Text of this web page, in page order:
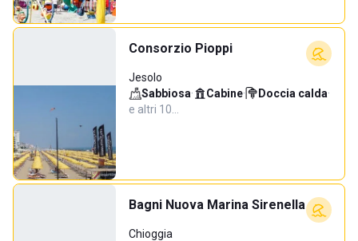
Consorzio Pioppi
Jesolo
Sabbiosa· Cabine· Doccia calda·
e altri 10…
Bagni Nuova Marina Sirenella
Chioggia